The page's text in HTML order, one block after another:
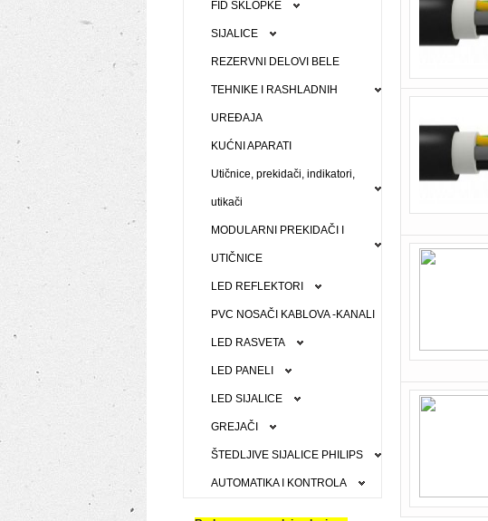
FID SKLOPKE
SIJALICE
REZERVNI DELOVI BELE
TEHNIKE I RASHLADNIH
UREĐAJA
KUĆNI APARATI
Utičnice, prekidači, indikatori,
utikači
MODULARNI PREKIDAČI I
UTIČNICE
LED REFLEKTORI
PVC NOSAČI KABLOVA -KANALI
LED RASVETA
LED PANELI
LED SIJALICE
GREJAČI
ŠTEDLJIVE SIJALICE PHILIPS
AUTOMATIKA I KONTROLA